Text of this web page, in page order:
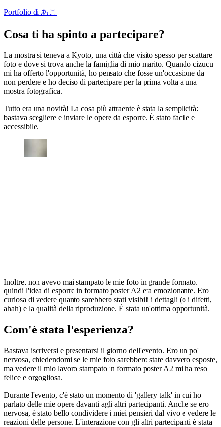
Portfolio di あこ
Cosa ti ha spinto a partecipare?
La mostra si teneva a Kyoto, una città che visito spesso per scattare
foto e dove si trova anche la famiglia di mio marito. Quando cizucu
mi ha offerto l'opportunità, ho pensato che fosse un'occasione da
non perdere e ho deciso di partecipare per la prima volta a una
mostra fotografica.
Tutto era una novità! La cosa più attraente è stata la semplicità:
bastava scegliere e inviare le opere da esporre. È stato facile e
accessibile.
Inoltre, non avevo mai stampato le mie foto in grande formato,
quindi l'idea di esporre in formato poster A2 era emozionante. Ero
curiosa di vedere quanto sarebbero stati visibili i dettagli (o i difetti,
ahah) e la qualità della riproduzione. È stata un'ottima opportunità.
Com'è stata l'esperienza?
Bastava iscriversi e presentarsi il giorno dell'evento. Ero un po'
nervosa, chiedendomi se le mie foto sarebbero state davvero esposte,
ma vedere il mio lavoro stampato in formato poster A2 mi ha reso
felice e orgogliosa.
Durante l'evento, c'è stato un momento di 'gallery talk' in cui ho
parlato delle mie opere davanti agli altri partecipanti. Anche se ero
nervosa, è stato bello condividere i miei pensieri dal vivo e vedere le
reazioni delle persone. L'interazione con gli altri partecipanti è stata